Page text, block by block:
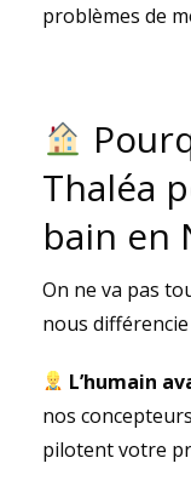
problèmes de
Thaléa
bain en
On ne va pas
nous différencie
L’humain
nos
pilotent votre